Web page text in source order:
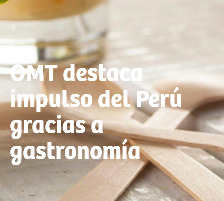
OMT destaca
impulso del Perú
gracias a
gastronomía